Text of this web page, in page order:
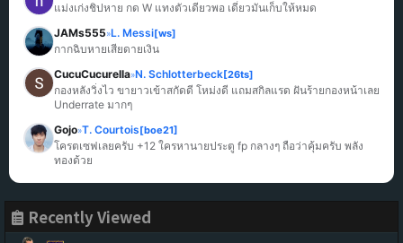
แม่งเก่งชิปหาย กด W แทงตัวเดียวพอ เดี๋ยวมันเก็บให้หมด
JAMs555»L. Messi[ws]
กากฉิบหายเสียดายเงิน
CucuCucurella»N. Schlotterbeck[26ts]
กองหลังวิ่งไว ขายาวเข้าสกัดดี โหม่งดี แถมสกิลแรด ฝันร้ายกองหน้าเลย
Underrate มากๆ
Gojo»T. Courtois[boe21]
โครตเซฟเลยครับ +12 ใครหานายประตู fp กลางๆ ถือว่าคุ้มครับ พลัง
ทองด้วย
Recently Viewed